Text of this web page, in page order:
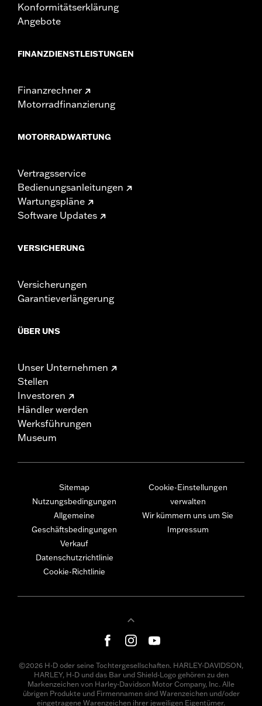
Konformitätserklärung
Angebote
FINANZDIENSTLEISTUNGEN
Finanzrechner
Motorradfinanzierung
MOTORRADWARTUNG
Vertragsservice
Bedienungsanleitungen
Wartungspläne
Software Updates
VERSICHERUNG
Versicherungen
Garantieverlängerung
ÜBER UNS
Unser Unternehmen
Stellen
Investoren
Händler werden
Werksführungen
Museum
Sitemap
Nutzungsbedingungen
Allgemeine
Geschäftsbedingungen
Verkauf
Datenschutzrichtlinie
Cookie-Richtlinie
Cookie-Einstellungen
verwalten
Wir kümmern uns um Sie
Impressum
©2026 H-D oder seine Tochtergesellschaften. HARLEY-DAVIDSON,
HARLEY, H-D und das Bar und Shield-Logo gehören zu den
Markenzeichen von Harley-Davidson Motor Company, Inc. Alle
übrigen Produkte und Firmennamen sind Warenzeichen und/oder
eingetragene Warenzeichen ihrer jeweiligen Eigentümer.